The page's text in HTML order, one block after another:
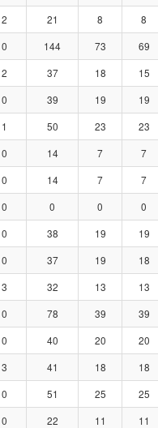
2 21 8 8
0 144 73 69
2 37 18 15
0 39 19 19
1 50 23 23
0 14 7 7
0 14 7 7
0 0 0 0
0 38 19 19
0 37 19 18
3 32 13 13
0 78 39 39
0 40 20 20
3 41 18 18
0 51 25 25
0 22 11 11